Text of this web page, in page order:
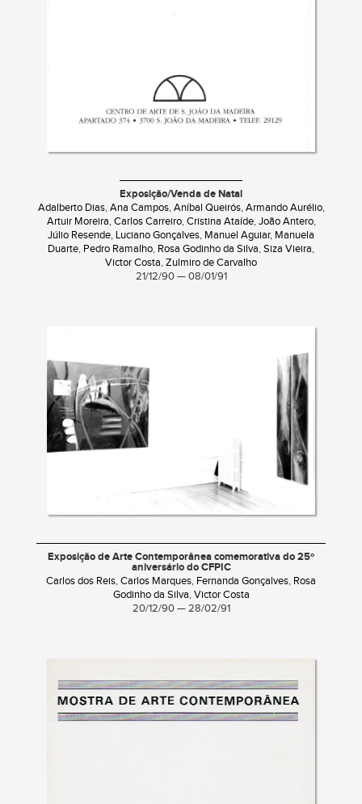
Exposição/Venda de Natal
Adalberto Dias, Ana Campos, Aníbal Queirós, Armando Aurélio,
Artuir Moreira, Carlos Carreiro, Cristina Ataíde, João Antero,
Júlio Resende, Luciano Gonçalves, Manuel Aguiar, Manuela
Duarte, Pedro Ramalho, Rosa Godinho da Silva, Siza Vieira,
Victor Costa, Zulmiro de Carvalho
21/12/90 — 08/01/91
Exposição de Arte Contemporânea comemorativa do 25º
aniversário do CFPIC
Carlos dos Reis, Carlos Marques, Fernanda Gonçalves, Rosa
Godinho da Silva, Victor Costa
20/12/90 — 28/02/91